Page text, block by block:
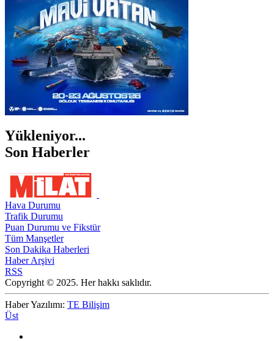
Yükleniyor...
Son Haberler
Hava Durumu
Trafik Durumu
Puan Durumu ve Fikstür
Tüm Manşetler
Son Dakika Haberleri
Haber Arşivi
RSS
Copyright © 2025. Her hakkı saklıdır.
Haber Yazılımı: TE Bilişim
Üst